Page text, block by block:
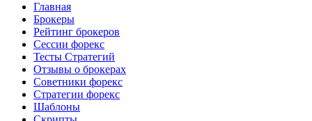
Главная
Брокеры
Рейтинг брокеров
Сессии форекс
Тесты Стратегий
Отзывы о брокерах
Советники форекс
Стратегии форекс
Шаблоны